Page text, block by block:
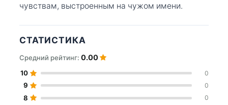
чувствам, выстроенным на чужом имени.
СТАТИСТИКА
Средний рейтинг: 0.00
10 0
9 0
8 0